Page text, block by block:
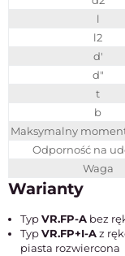
l
l2
d'
d"
t
b
Maksymalny
Odporność na
Waga
Warianty
TypVR.FP-A bez
TypVR.FP+I-Az
piasta rozwiercona